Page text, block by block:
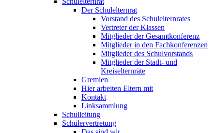
Der Schulelternrat
Vorstand des Schulelternrates
Vertreter der Klassen
Mitglieder der Gesamtkonferenz
Mitglieder in den Fachkonferenzen
Mitglieder des Schulvorstands
Mitglieder der Stadt- und
Kreiselternräte
Gremien
Hier arbeiten Eltern mit
Kontakt
Linksammlung
Schulleitung
Schülervertretung